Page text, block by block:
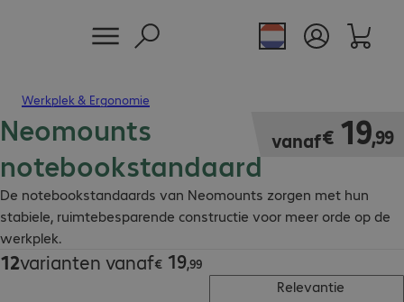
Werkplek & Ergonomie
Neomounts
notebookstandaard
De notebookstandaards van Neomounts zorgen met hun
stabiele, ruimtebesparende constructie voor meer orde op de
werkplek.
vanaf€ 19,99
€ 19,99
12varianten vanaf€ 19,99
€ 19,99
Relevantie